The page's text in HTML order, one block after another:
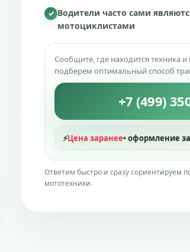
✓ Водители часто сами
мотоциклистами
Сообщите, где находится техника
подберем оптимальный способ
+7 (499)
⚡Цена заранее• оформление
Ответим быстро и сразу сориентируем
мототехники.